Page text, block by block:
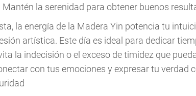
la serenidad para obtener buenos
la energía de la Madera Yin potencia tu
artística. Este día es ideal para dedicar
la indecisión o el exceso de timidez que
con tus emociones y expresar tu verdad